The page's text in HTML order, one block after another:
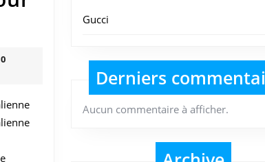
0
Gucci
Derniers
Aucun commentaire à afficher.